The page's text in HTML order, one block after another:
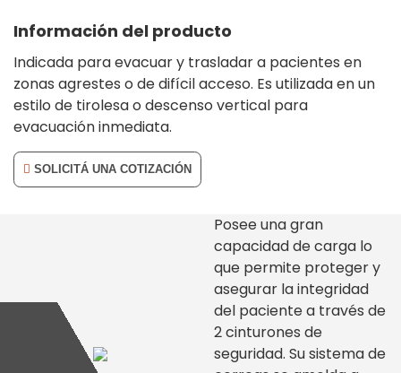
Información del producto
Indicada para evacuar y trasladar a pacientes en
zonas agrestes o de difícil acceso. Es utilizada en un
estilo de tirolesa o descenso vertical para
evacuación inmediata.
SOLICITÁ UNA COTIZACIÓN
Posee una gran
capacidad de carga lo
que permite proteger y
asegurar la integridad
del paciente a través de
2 cinturones de
seguridad. Su sistema de